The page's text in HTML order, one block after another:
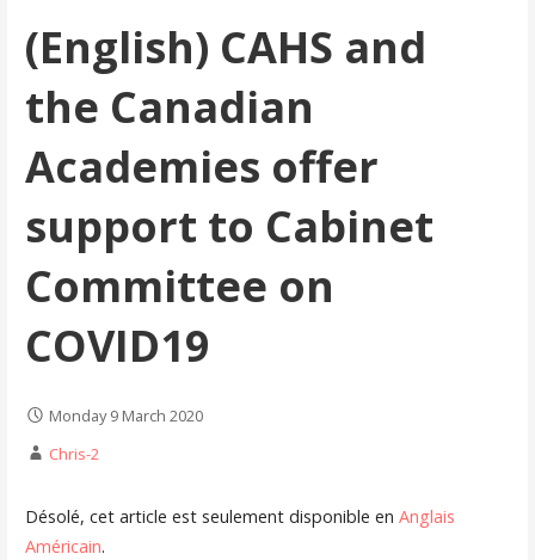
(English) CAHS and
the Canadian
Academies offer
support to Cabinet
Committee on
COVID19
Monday 9 March 2020
Chris-2
Désolé, cet article est seulement disponible en Anglais
Américain.